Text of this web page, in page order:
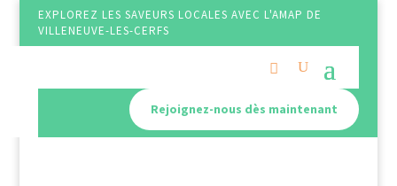
EXPLOREZ LES SAVEURS LOCALES AVEC L'AMAP DE
VILLENEUVE-LES-CERFS
Rejoignez-nous dès maintenant